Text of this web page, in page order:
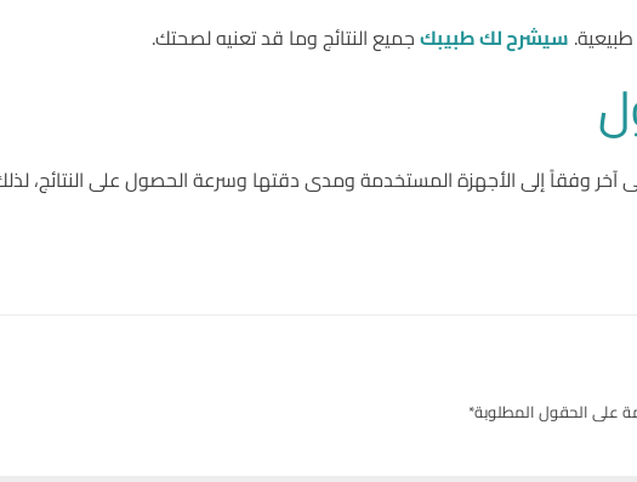
سيشرح لك طبيبكجميع النتائج وما قد تعنيه لصحتك.
آخر وفقاً إلى الأجهزة المستخدمة ومدى دقتها وسرعة الحصول على النتائج،
على الحقول المطلوبة*